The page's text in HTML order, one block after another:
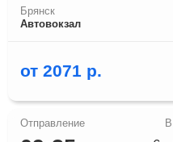
Брянск
Автовокзал
от 2071 р.